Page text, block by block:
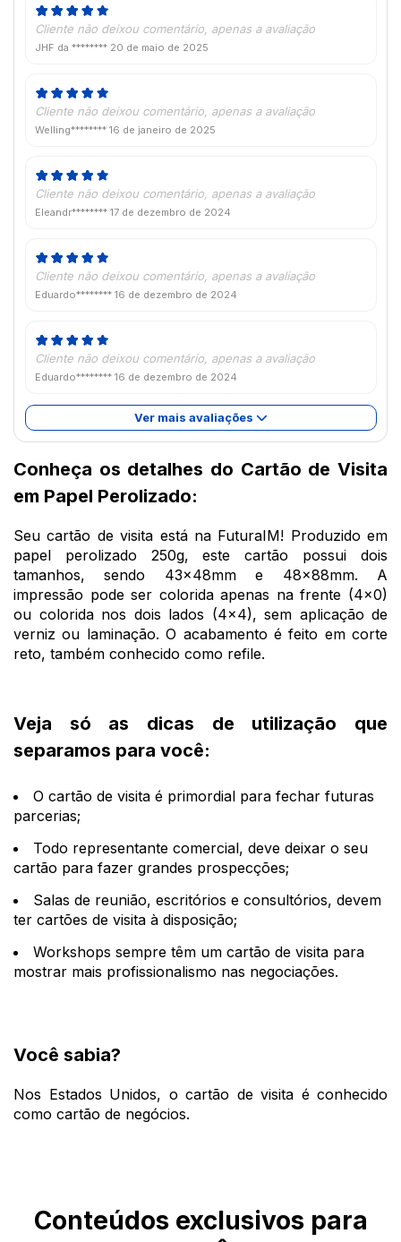
Cliente não deixou comentário, apenas a avaliação
JHF da ******** 20 de maio de 2025
Cliente não deixou comentário, apenas a avaliação
Welling******** 16 de janeiro de 2025
Cliente não deixou comentário, apenas a avaliação
Eleandr******** 17 de dezembro de 2024
Cliente não deixou comentário, apenas a avaliação
Eduardo******** 16 de dezembro de 2024
Cliente não deixou comentário, apenas a avaliação
Eduardo******** 16 de dezembro de 2024
Ver mais avaliações
Conheça os detalhes do Cartão de Visita
em Papel Perolizado:
Seu cartão de visita está na FuturaIM! Produzido em
papel perolizado 250g, este cartão possui dois
tamanhos, sendo 43x48mm e 48x88mm. A
impressão pode ser colorida apenas na frente (4x0)
ou colorida nos dois lados (4x4), sem aplicação de
verniz ou laminação. O acabamento é feito em corte
reto, também conhecido como refile.
Veja só as dicas de utilização que
separamos para você:
O cartão de visita é primordial para fechar futuras
parcerias;
Todo representante comercial, deve deixar o seu
cartão para fazer grandes prospecções;
Salas de reunião, escritórios e consultórios, devem
ter cartões de visita à disposição;
Workshops sempre têm um cartão de visita para
mostrar mais profissionalismo nas negociações.
Você sabia?
Nos Estados Unidos, o cartão de visita é conhecido
como cartão de negócios.
Conteúdos exclusivos para